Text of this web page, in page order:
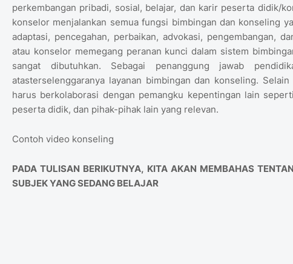
perkembangan pribadi, sosial, belajar, dan karir peserta didik/
konselor menjalankan semua fungsi bimbingan dan konseling
adaptasi, pencegahan, perbaikan, advokasi, pengembangan,
atau konselor memegang peranan kunci dalam sistem
sangat dibutuhkan. Sebagai penanggung jawab
atasterselenggaranya layanan bimbingan dan konseling.
harus berkolaborasi dengan pemangku kepentingan lain
peserta didik, dan pihak-pihak lain yang relevan.
Contoh video konseling
PADA TULISAN BERIKUTNYA, KITA AKAN MEMBAHAS
SUBJEK YANG SEDANG BELAJAR